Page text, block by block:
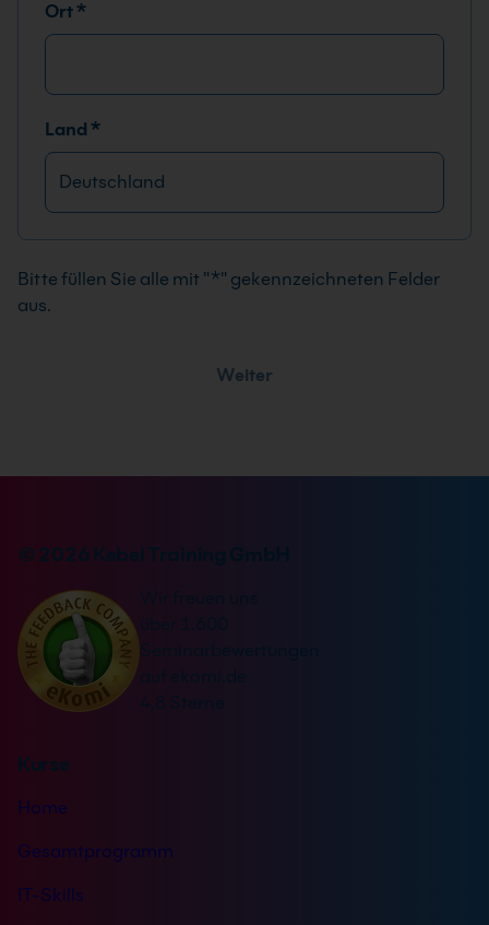
Ort*
Land *
t
e
Bitte füllen Sie alle mit "*" gekennzeichneten Felder
aus.
Weiter
© 2026 Kebel Training GmbH
Wir freuen uns
über 1.600
Seminarbewertungen
auf ekomi.de
4,8 Sterne
Kurse
Home
Gesamtprogramm
IT-Skills